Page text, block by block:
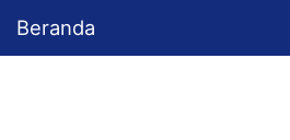
Beranda